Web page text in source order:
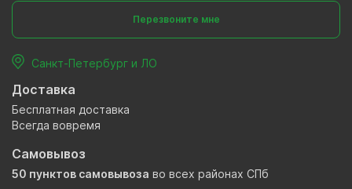
Перезвоните мне
Санкт-Петербург и ЛО
Доставка
Бесплатная доставка
Всегда вовремя
Самовывоз
50 пунктов самовывоза во всех районах СПб